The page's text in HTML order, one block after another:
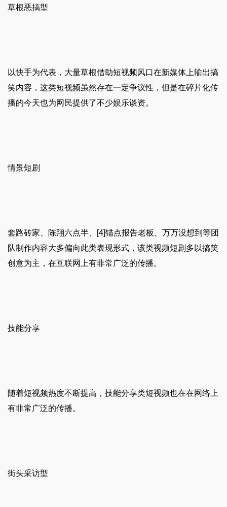
草根恶搞型
以快手为代表，大量草根借助短视频风口在新媒体上输出搞
笑内容，这类短视频虽然存在一定争议性，但是在碎片化传
播的今天也为网民提供了不少娱乐谈资。
情景短剧
套路砖家、陈翔六点半、[4]锚点报告老板、万万没想到等团
队制作内容大多偏向此类表现形式，该类视频短剧多以搞笑
创意为主，在互联网上有非常广泛的传播。
技能分享
随着短视频热度不断提高，技能分享类短视频也在在网络上
有非常广泛的传播。
街头采访型